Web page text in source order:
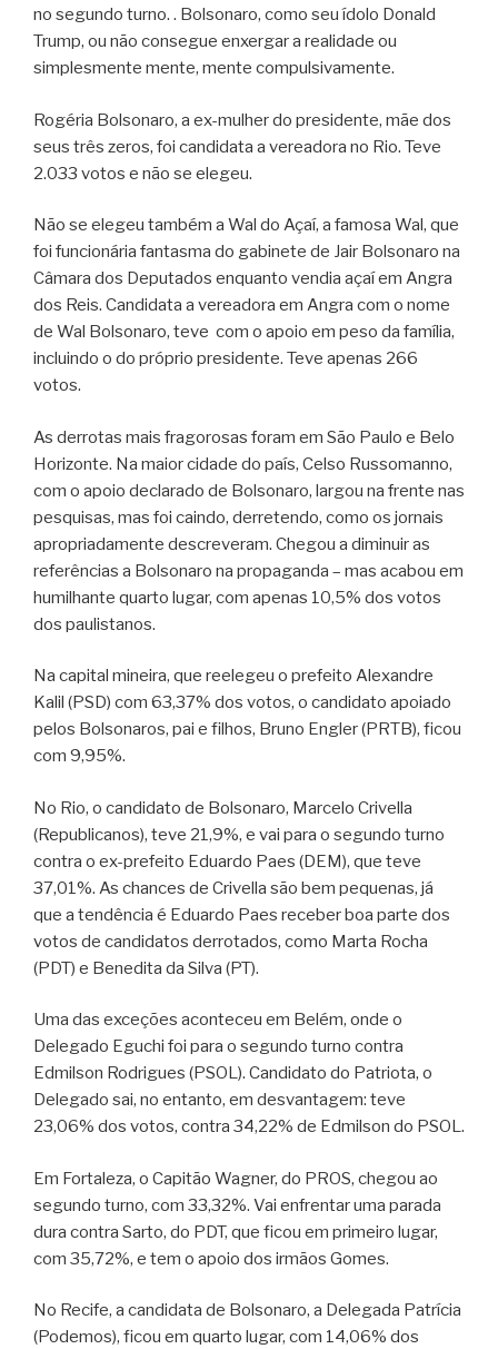
no segundo turno. . Bolsonaro, como seu ídolo Donald
Trump, ou não consegue enxergar a realidade ou
simplesmente mente, mente compulsivamente.
Rogéria Bolsonaro, a ex-mulher do presidente, mãe dos
seus três zeros, foi candidata a vereadora no Rio. Teve
2.033 votos e não se elegeu.
Não se elegeu também a Wal do Açaí, a famosa Wal, que
foi funcionária fantasma do gabinete de Jair Bolsonaro na
Câmara dos Deputados enquanto vendia açaí em Angra
dos Reis. Candidata a vereadora em Angra com o nome
de Wal Bolsonaro, teve com o apoio em peso da família,
incluindo o do próprio presidente. Teve apenas 266
votos.
As derrotas mais fragorosas foram em São Paulo e Belo
Horizonte. Na maior cidade do país, Celso Russomanno,
com o apoio declarado de Bolsonaro, largou na frente nas
pesquisas, mas foi caindo, derretendo, como os jornais
apropriadamente descreveram. Chegou a diminuir as
referências a Bolsonaro na propaganda – mas acabou em
humilhante quarto lugar, com apenas 10,5% dos votos
dos paulistanos.
Na capital mineira, que reelegeu o prefeito Alexandre
Kalil (PSD) com 63,37% dos votos, o candidato apoiado
pelos Bolsonaros, pai e filhos, Bruno Engler (PRTB), ficou
com 9,95%.
No Rio, o candidato de Bolsonaro, Marcelo Crivella
(Republicanos), teve 21,9%, e vai para o segundo turno
contra o ex-prefeito Eduardo Paes (DEM), que teve
37,01%. As chances de Crivella são bem pequenas, já
que a tendência é Eduardo Paes receber boa parte dos
votos de candidatos derrotados, como Marta Rocha
(PDT) e Benedita da Silva (PT).
Uma das exceções aconteceu em Belém, onde o
Delegado Eguchi foi para o segundo turno contra
Edmilson Rodrigues (PSOL). Candidato do Patriota, o
Delegado sai, no entanto, em desvantagem: teve
23,06% dos votos, contra 34,22% de Edmilson do PSOL.
Em Fortaleza, o Capitão Wagner, do PROS, chegou ao
segundo turno, com 33,32%. Vai enfrentar uma parada
dura contra Sarto, do PDT, que ficou em primeiro lugar,
com 35,72%, e tem o apoio dos irmãos Gomes.
No Recife, a candidata de Bolsonaro, a Delegada Patrícia
(Podemos), ficou em quarto lugar, com 14,06% dos